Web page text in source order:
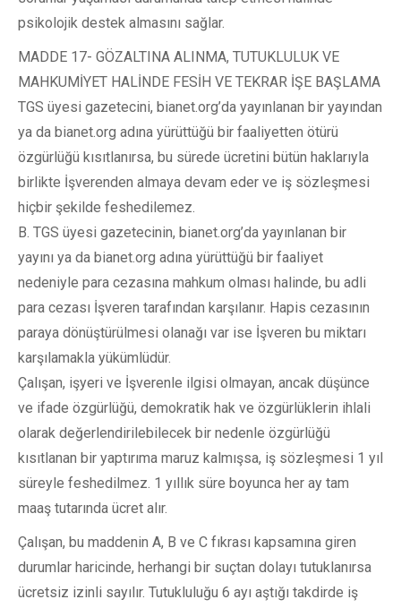
psikolojik destek almasını sağlar.
MADDE 17- GÖZALTINA ALINMA, TUTUKLULUK VE
MAHKUMİYET HALİNDE FESİH VE TEKRAR İŞE BAŞLAMA
TGS üyesi gazetecini, bianet.org’da yayınlanan bir yayından
ya da bianet.org adına yürüttüğü bir faaliyetten ötürü
özgürlüğü kısıtlanırsa, bu sürede ücretini bütün haklarıyla
birlikte İşverenden almaya devam eder ve iş sözleşmesi
hiçbir şekilde feshedilemez.
B. TGS üyesi gazetecinin, bianet.org’da yayınlanan bir
yayını ya da bianet.org adına yürüttüğü bir faaliyet
nedeniyle para cezasına mahkum olması halinde, bu adli
para cezası İşveren tarafından karşılanır. Hapis cezasının
paraya dönüştürülmesi olanağı var ise İşveren bu miktarı
karşılamakla yükümlüdür.
Çalışan, işyeri ve İşverenle ilgisi olmayan, ancak düşünce
ve ifade özgürlüğü, demokratik hak ve özgürlüklerin ihlali
olarak değerlendirilebilecek bir nedenle özgürlüğü
kısıtlanan bir yaptırıma maruz kalmışsa, iş sözleşmesi 1 yıl
süreyle feshedilmez. 1 yıllık süre boyunca her ay tam
maaş tutarında ücret alır.
Çalışan, bu maddenin A, B ve C fıkrası kapsamına giren
durumlar haricinde, herhangi bir suçtan dolayı tutuklanırsa
ücretsiz izinli sayılır. Tutukluluğu 6 ayı aştığı takdirde iş